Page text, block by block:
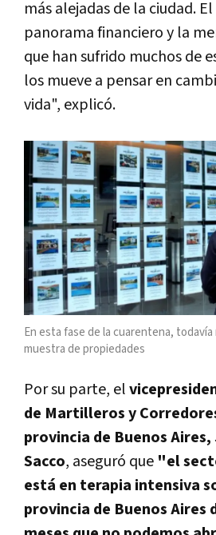
más alejadas de la ciudad.
panorama financiero y la
que han sufrido muchos de
los mueve a pensar en
vida", explicó.
En esta fase de la cuarentena,
muestra de propiedades
Por su parte, el
de Martilleros y
provincia de Buenos Aires,
Sacco, aseguró que "el
está en terapia intensiva
provincia de Buenos Aires